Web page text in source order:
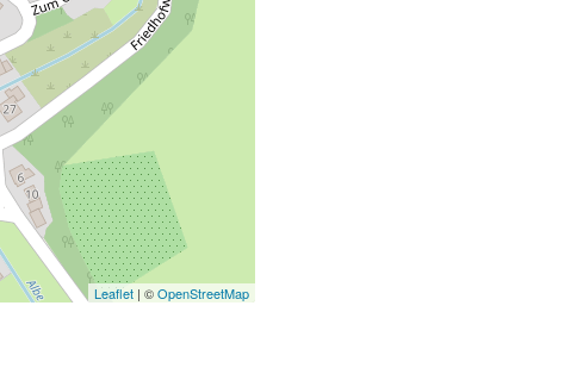
Leaflet| ©OpenStreetMap